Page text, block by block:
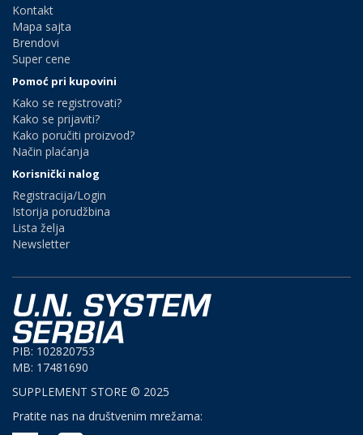
Kontakt
Mapa sajta
Brendovi
Super cene
Pomoć pri kupovini
Kako se registrovati?
Kako se prijaviti?
Kako poručiti proizvod?
Način plaćanja
Korisnički nalog
Registracija/Login
Istorija porudžbina
Lista želja
Newsletter
PIB: 102820753
MB: 17481690
SUPPLEMENT STORE © 2025
Pratite nas na društvenim mrežama: